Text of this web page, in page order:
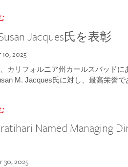
Jacques氏を表彰
2025
カリフォルニア州カールスバッド
M. Jacques氏に対し、最高栄誉
Named Managing
30, 2025